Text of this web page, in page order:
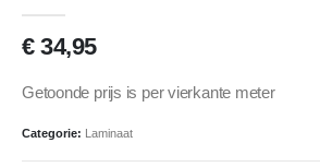
€34,95
Getoonde prijs is per vierkante meter
Categorie: Laminaat